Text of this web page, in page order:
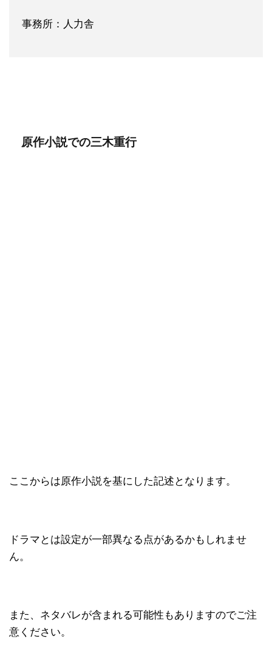
事務所：人力舎
原作小説での三木重行
ここからは原作小説を基にした記述となります。
ドラマとは設定が一部異なる点があるかもしれませ
ん。
また、ネタバレが含まれる可能性もありますのでご注
意ください。